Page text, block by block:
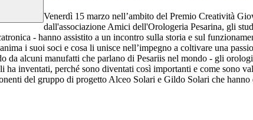
Venerdì 15 marzo nell’ambito del Premio Creatività
dall'associazione Amici dell'Orologeria Pesarina, gli
- hanno assistito a un incontro sulla storia e sul
i suoi soci e cosa li unisce nell’impegno a coltivare una
alcuni manufatti che parlano di Pesariis nel mondo - gli
inventati, perché sono diventati così importanti e come sono
del gruppo di progetto Alceo Solari e Gildo Solari che hanno